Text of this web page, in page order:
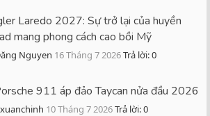
Laredo 2027: Sự trở lại của huyền
mang phong cách cao bồi Mỹ
Nguyen 16 Tháng 7 2026Trả lời: 0
911 áp đảo Taycan nửa đầu 2026
10 Tháng 7 2026Trả lời: 0